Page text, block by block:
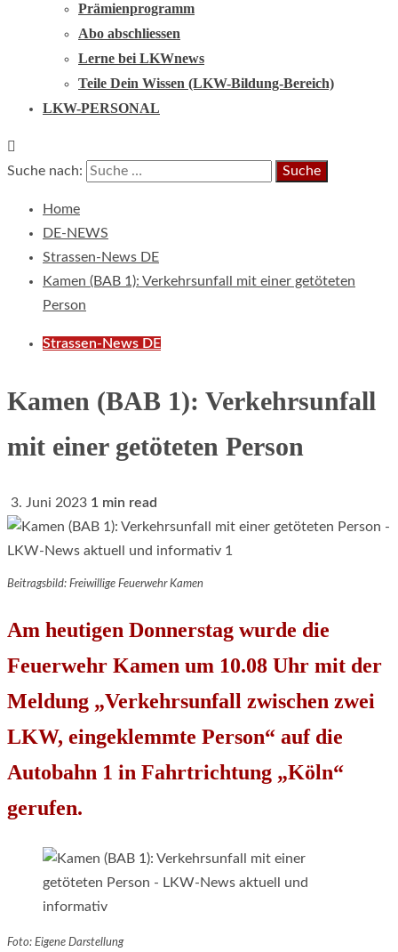
Prämienprogramm
Abo abschliessen
Lerne bei LKWnews
Teile Dein Wissen (LKW-Bildung-Bereich)
LKW-PERSONAL
Suche nach:
Home
DE-NEWS
Strassen-News DE
Kamen (BAB 1): Verkehrsunfall mit einer getöteten
Person
Strassen-News DE
Kamen (BAB 1): Verkehrsunfall
mit einer getöteten Person
3. Juni 2023 1 min read
Beitragsbild: Freiwillige Feuerwehr Kamen
Am heutigen Donnerstag wurde die
Feuerwehr Kamen um 10.08 Uhr mit der
Meldung „Verkehrsunfall zwischen zwei
LKW, eingeklemmte Person“ auf die
Autobahn 1 in Fahrtrichtung „Köln“
gerufen.
Foto: Eigene Darstellung